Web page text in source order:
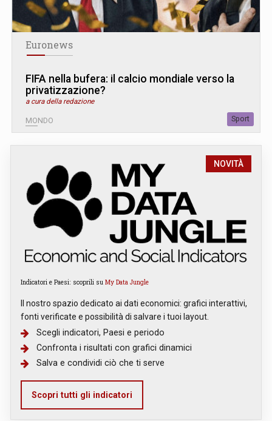
Euronews
FIFA nella bufera: il calcio mondiale verso la
privatizzazione?
a cura della redazione
MONDO Sport
NOVITÀ
Indicatori e Paesi: scoprili su My Data Jungle
Il nostro spazio dedicato ai dati economici: grafici interattivi,
fonti verificate e possibilità di salvare i tuoi layout.
Scegli indicatori, Paesi e periodo
Confronta i risultati con grafici dinamici
Salva e condividi ciò che ti serve
Scopri tutti gli indicatori